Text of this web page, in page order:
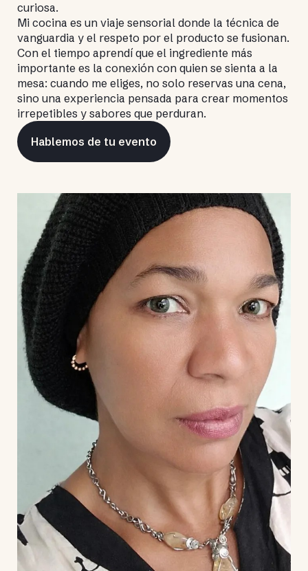
curiosa.
Mi cocina es un viaje sensorial donde la técnica de
vanguardia y el respeto por el producto se fusionan.
Con el tiempo aprendí que el ingrediente más
importante es la conexión con quien se sienta a la
mesa: cuando me eliges, no solo reservas una cena,
sino una experiencia pensada para crear momentos
irrepetibles y sabores que perduran.
Hablemos de tu evento